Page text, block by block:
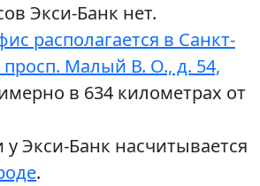
Экси-Банк нет.
располагается в Санкт-
просп. Малый В. О., д. 54,
в 634 километрах от
у Экси-Банк насчитывается
.